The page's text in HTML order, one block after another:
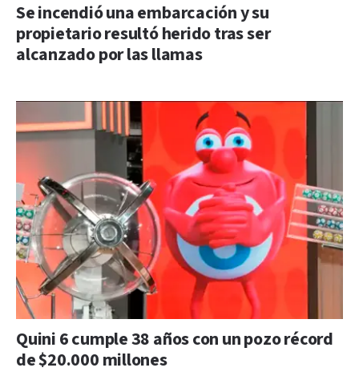
Se incendió una embarcación y su
propietario resultó herido tras ser
alcanzado por las llamas
Quini 6 cumple 38 años con un pozo récord
de $20.000 millones